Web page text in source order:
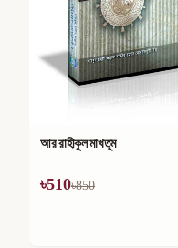
আর রাহীকুল মাখতূম
৳510৳850